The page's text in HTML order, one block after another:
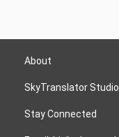
About
SkyTranslator Studio
Stay Connected